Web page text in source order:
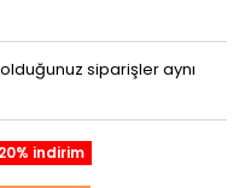
siparişler aynı
20% indirim